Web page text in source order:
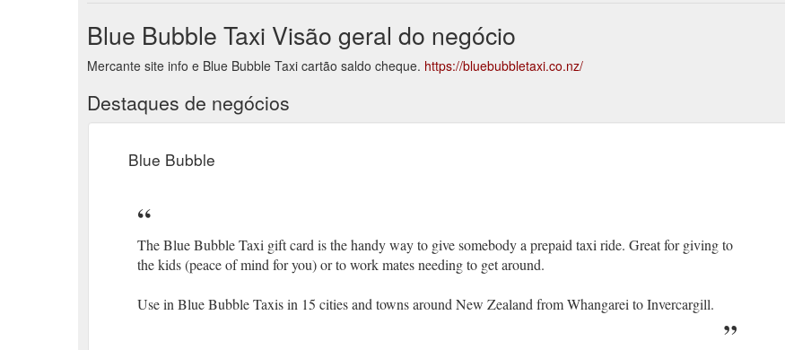
Blue Bubble Taxi Visão geral do negócio
Mercante site info e Blue Bubble Taxi cartão saldo cheque. https://bluebubbletaxi.co.nz/
Destaques de negócios
Blue Bubble
The Blue Bubble Taxi gift card is the handy way to give somebody a prepaid taxi ride. Great for giving to
the kids (peace of mind for you) or to work mates needing to get around.
Use in Blue Bubble Taxis in 15 cities and towns around New Zealand from Whangarei to Invercargill.